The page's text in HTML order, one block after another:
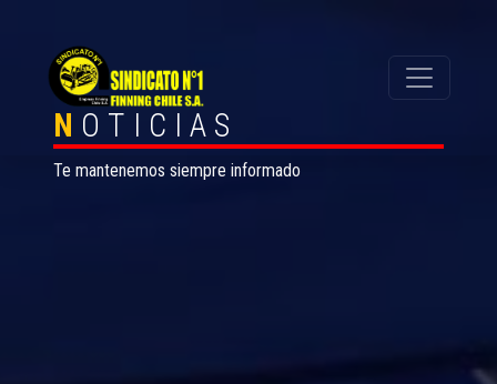
N OTICIAS
Te mantenemos siempre informado